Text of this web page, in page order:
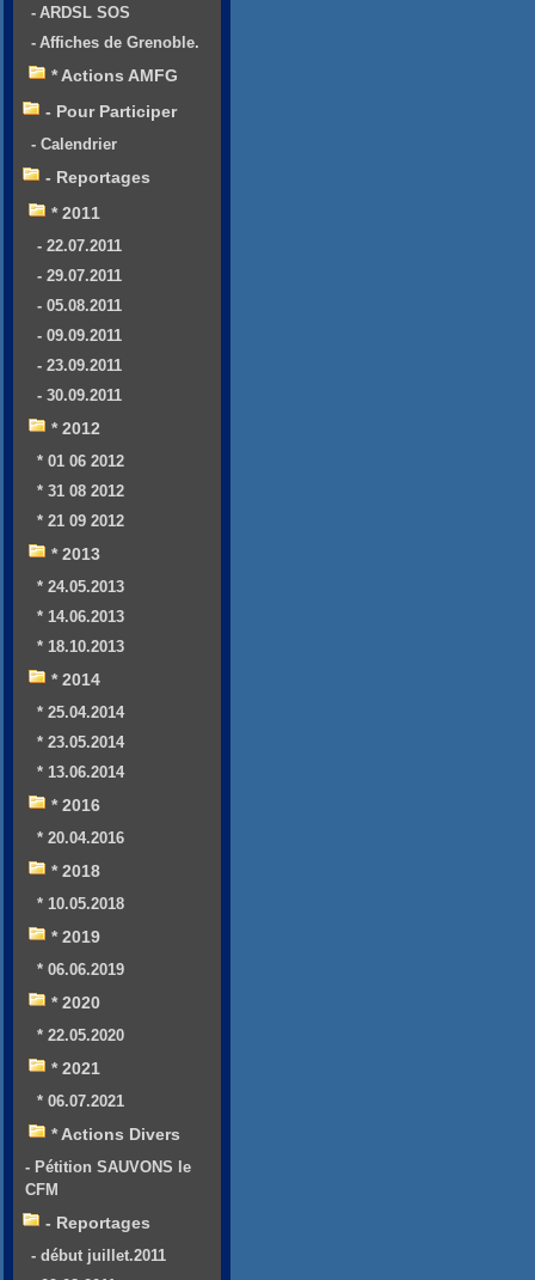
- ARDSL SOS
- Affiches de Grenoble.
* Actions AMFG
- Pour Participer
- Calendrier
- Reportages
* 2011
- 22.07.2011
- 29.07.2011
- 05.08.2011
- 09.09.2011
- 23.09.2011
- 30.09.2011
* 2012
* 01 06 2012
* 31 08 2012
* 21 09 2012
* 2013
* 24.05.2013
* 14.06.2013
* 18.10.2013
* 2014
* 25.04.2014
* 23.05.2014
* 13.06.2014
* 2016
* 20.04.2016
* 2018
* 10.05.2018
* 2019
* 06.06.2019
* 2020
* 22.05.2020
* 2021
* 06.07.2021
* Actions Divers
- Pétition SAUVONS le
CFM
- Reportages
- début juillet.2011